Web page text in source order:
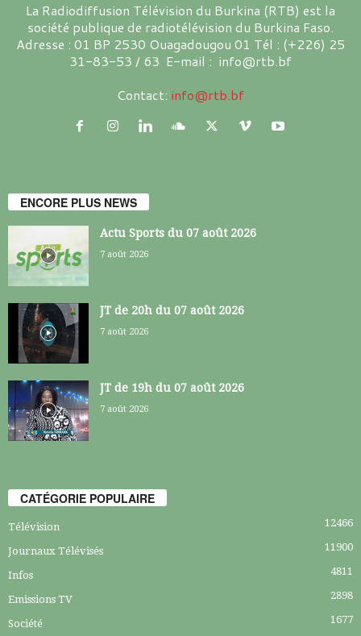
La Radiodiffusion Télévision du Burkina (RTB) est la
société publique de radiotélévision du Burkina Faso.
Adresse : 01 BP 2530 Ouagadougou 01 Tél : (+226) 25
31-83-53 / 63 E-mail : info@rtb.bf
Contact: info@rtb.bf
ENCORE PLUS NEWS
Actu Sports du 07 août 2026
7 août 2026
JT de 20h du 07 août 2026
7 août 2026
JT de 19h du 07 août 2026
7 août 2026
CATÉGORIE POPULAIRE
Télévision 12466
Journaux Télévisés 11900
Infos 4811
Emissions TV 2898
Société 1677